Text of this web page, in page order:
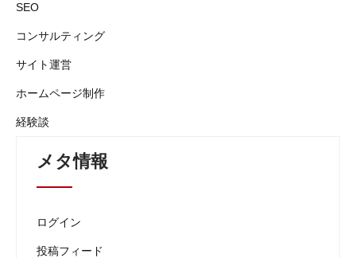
SEO
コンサルティング
サイト運営
ホームページ制作
経験談
メタ情報
ログイン
投稿フィード